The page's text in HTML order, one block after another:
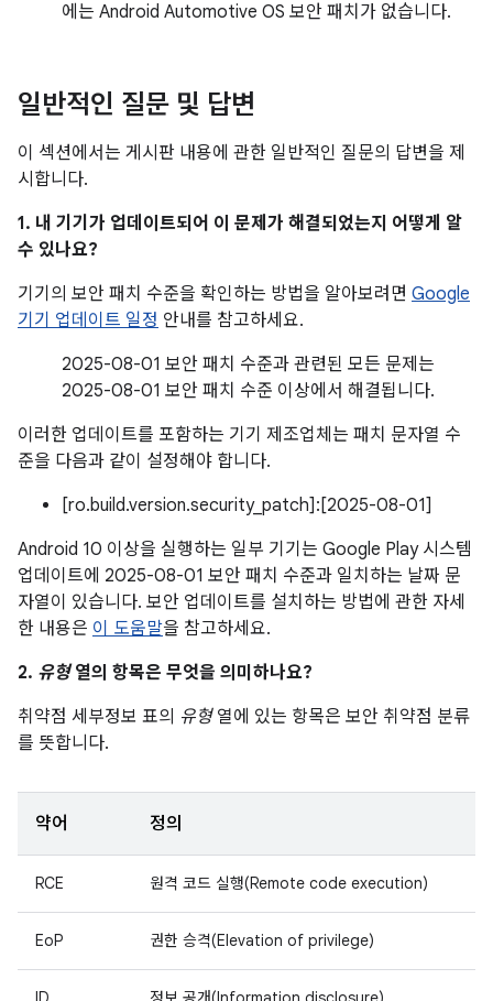
에는 Android Automotive OS 보안 패치가 없습니다.
일반적인 질문 및 답변
이 섹션에서는 게시판 내용에 관한 일반적인 질문의 답변을 제
시합니다.
1. 내 기기가 업데이트되어 이 문제가 해결되었는지 어떻게 알
수 있나요?
기기의 보안 패치 수준을 확인하는 방법을 알아보려면 Google
기기 업데이트 일정 안내를 참고하세요.
2025-08-01 보안 패치 수준과 관련된 모든 문제는
2025-08-01 보안 패치 수준 이상에서 해결됩니다.
이러한 업데이트를 포함하는 기기 제조업체는 패치 문자열 수
준을 다음과 같이 설정해야 합니다.
[ro.build.version.security_patch]:[2025-08-01]
Android 10 이상을 실행하는 일부 기기는 Google Play 시스템
업데이트에 2025-08-01 보안 패치 수준과 일치하는 날짜 문
자열이 있습니다. 보안 업데이트를 설치하는 방법에 관한 자세
한 내용은 이 도움말을 참고하세요.
2. 유형열의 항목은 무엇을 의미하나요?
취약점 세부정보 표의 유형열에 있는 항목은 보안 취약점 분류
를 뜻합니다.
약어 정의
RCE 원격 코드 실행(Remote code execution)
EoP 권한 승격(Elevation of privilege)